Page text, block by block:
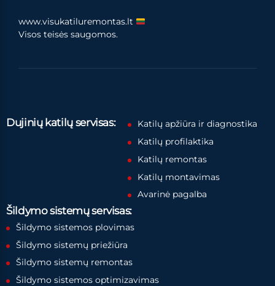
www.visukatiluremontas.lt
Visos teisės saugomos.
Dujinių katilų servisas:
Katilų apžiūra ir diagnostika
Katilų profilaktika
Katilų remontas
Katilų montavimas
Avarinė pagalba
Šildymo sistemų servisas:
Šildymo sistemos plovimas
Šildymo sistemų priežiūra
Šildymo sistemų remontas
Šildymo sistemos optimizavimas